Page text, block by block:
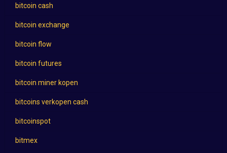
bitcoin cash
bitcoin exchange
bitcoin flow
bitcoin futures
bitcoin miner kopen
bitcoins verkopen cash
bitcoinspot
bitmex